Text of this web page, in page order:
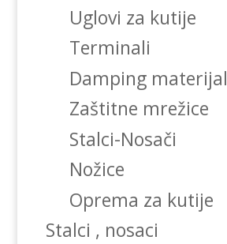
Uglovi za kutije
Terminali
Damping materijal
Zaštitne mrežice
Stalci-Nosači
Nožice
Oprema za kutije
Stalci , nosaci